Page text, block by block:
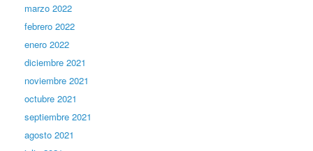
marzo 2022
febrero 2022
enero 2022
diciembre 2021
noviembre 2021
octubre 2021
septiembre 2021
agosto 2021